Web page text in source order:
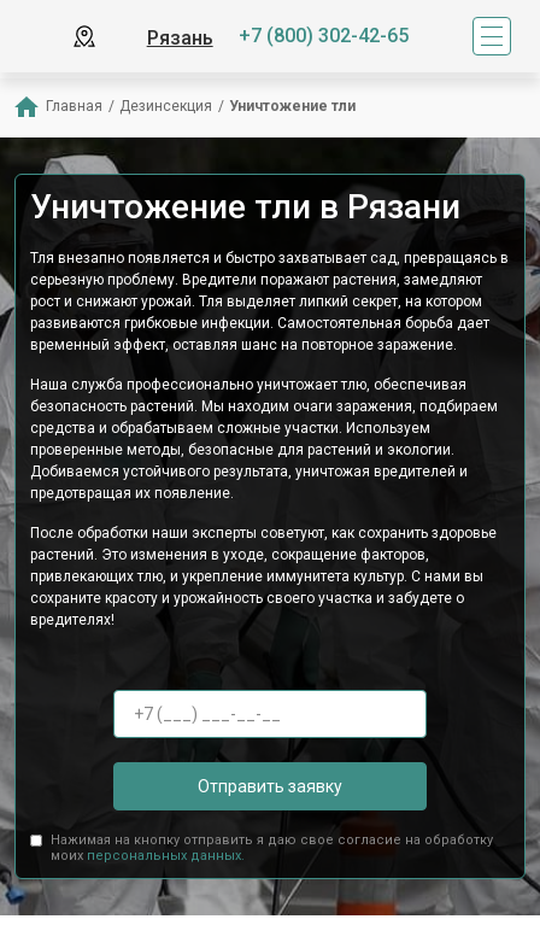
Рязань +7 (800) 302-42-65
Главная / Дезинсекция / Уничтожение тли
Уничтожение тли в Рязани
Тля внезапно появляется и быстро захватывает сад, превращаясь в
серьезную проблему. Вредители поражают растения, замедляют
рост и снижают урожай. Тля выделяет липкий секрет, на котором
развиваются грибковые инфекции. Самостоятельная борьба дает
временный эффект, оставляя шанс на повторное заражение.
Наша служба профессионально уничтожает тлю, обеспечивая
безопасность растений. Мы находим очаги заражения, подбираем
средства и обрабатываем сложные участки. Используем
проверенные методы, безопасные для растений и экологии.
Добиваемся устойчивого результата, уничтожая вредителей и
предотвращая их появление.
После обработки наши эксперты советуют, как сохранить здоровье
растений. Это изменения в уходе, сокращение факторов,
привлекающих тлю, и укрепление иммунитета культур. С нами вы
сохраните красоту и урожайность своего участка и забудете о
вредителях!
Отправить заявку
Нажимая на кнопку отправить я даю свое согласие на обработку
моих персональных данных.